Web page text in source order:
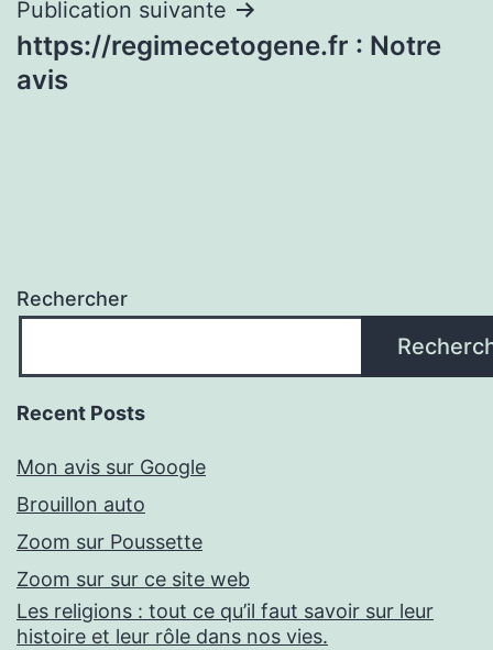
Publication suivante
https://regimecetogene.fr : Notre
avis
Rechercher
Recent Posts
Mon avis sur Google
Brouillon auto
Zoom sur Poussette
Zoom sur sur ce site web
Les religions : tout ce qu’il faut savoir sur leur
histoire et leur rôle dans nos vies.